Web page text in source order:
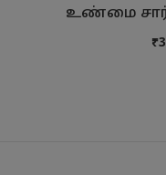
உண்மை